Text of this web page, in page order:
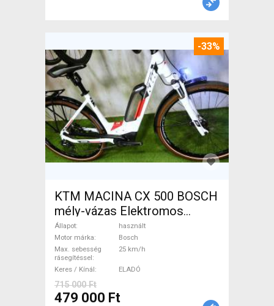
-33%
KTM MACINA CX 500 BOSCH
mély-vázas Elektromos
Trekking/cross 25 km/h
Bosch használt ELADÓ
Állapot
használt
Motor márka
Bosch
Max. sebesség
rásegítéssel
25 km/h
Keres / Kínál ELADÓ
715 000 Ft
479 000 Ft